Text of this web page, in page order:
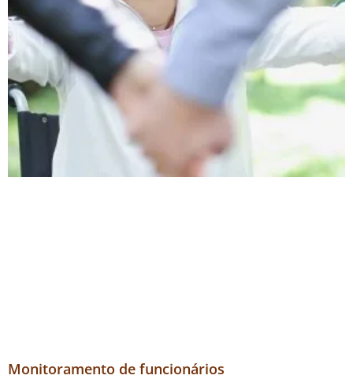
Monitoramento de funcionários